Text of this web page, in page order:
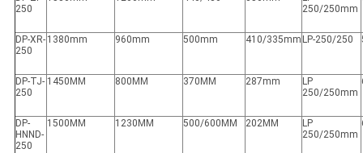
250
250/250mm
DP-XR-
250
1380mm 960mm 500mm 410/335mm LP-250/250
DP-TJ-
250
1450MM 800MM 370MM 287mm
LP
250/250mm
DP-
HNND-
250
1500MM 1230MM 500/600MM 202MM
LP
250/250mm